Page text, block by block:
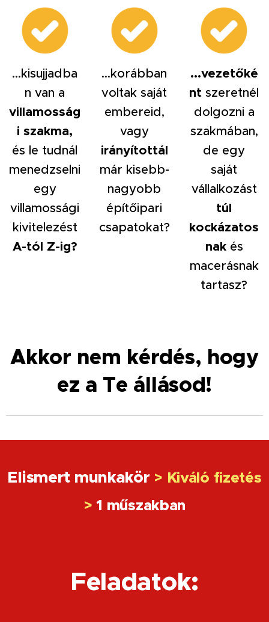
...kisujjadba
n van a
villamosság
i szakma,
és le tudnál
menedzselni
egy
villamossági
kivitelezést
A-tól Z-ig?
...korábban
voltak saját
embereid,
vagy
irányítottál
már kisebb-
nagyobb
építőipari
csapatokat?
...vezetőké
nt szeretnél
dolgozni a
szakmában,
de egy
saját
vállalkozást
túl
kockázatos
nakés
macerásnak
tartasz?
Akkor nem kérdés, hogy
ez a Te állásod!
Elismert munkakör > Kiváló fizetés
> 1 műszakban
Feladatok: